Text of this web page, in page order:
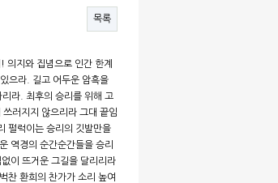
목록
지와 집념으로 인간 한계
으라. 길고 어두운 암흑을
라. 최후의 승리를 위해 고
러지지 않으리라 그대 끝임
펄럭이는 승리의 깃발만을
역경의 순간순간들을 승리
이 뜨거운 그길을 달리리라
찬 환희의 찬가가 소리 높여